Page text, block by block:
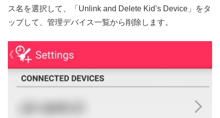
ス名を選択して、「Unlink and Delete Kid’s Device」をタ
ップして、管理デバイス一覧から削除します。